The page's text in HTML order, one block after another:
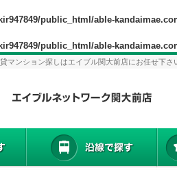
public_html/able-
public_html/able-
マンション探しはエイブル関大前店にお任せ下さ